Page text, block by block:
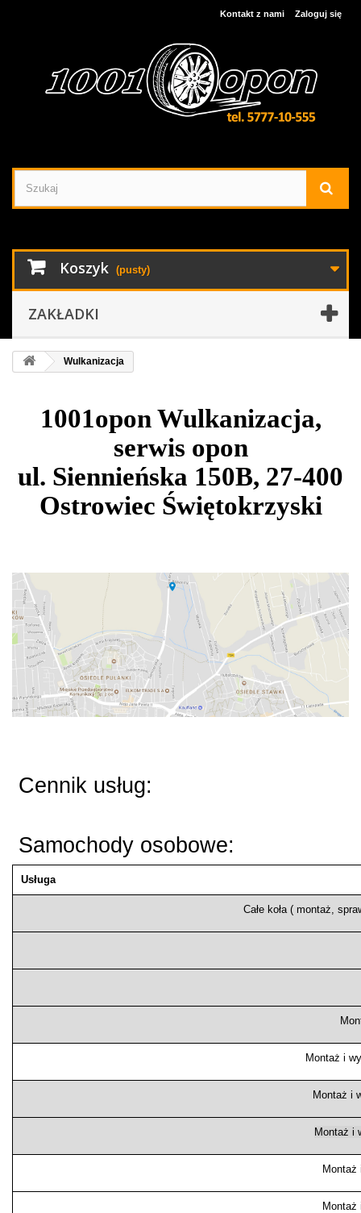
Zaloguj się
Kontakt z nami
Koszyk (pusty)
ZAKŁADKI
Wulkanizacja
1001opon Wulkanizacja,
serwis opon
ul. Siennieńska 150B, 27-400
Ostrowiec Świętokrzyski
Cennik usług:
Samochody osobowe:
Usługa
Całe koła ( montaż,
Montaż i
Montaż i
Montaż i
Montaż
Montaż